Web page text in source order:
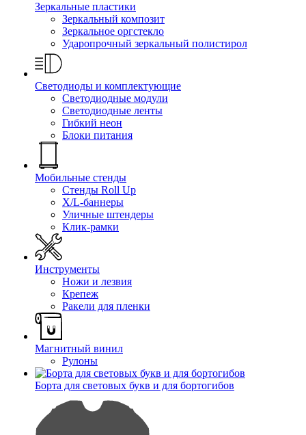
Зеркальные пластики
Зеркальный композит
Зеркальное оргстекло
Ударопрочный зеркальный полистирол
Светодиоды и комплектующие
Светодиодные модули
Светодиодные ленты
Гибкий неон
Блоки питания
Мобильные стенды
Стенды Roll Up
X/L-баннеры
Уличные штендеры
Клик-рамки
Инструменты
Ножи и лезвия
Крепеж
Ракели для пленки
Магнитный винил
Рулоны
Борта для световых букв и для бортогибов